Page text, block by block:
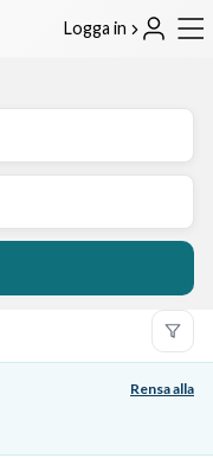
Logga in
Rensa alla